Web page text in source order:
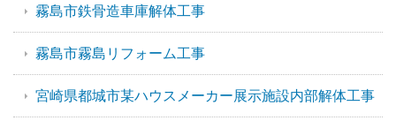
霧島市鉄骨造車庫解体工事
霧島市霧島リフォーム工事
宮崎県都城市某ハウスメーカー展示施設内部解体工事